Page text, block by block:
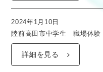
2024年1月10日
陸前高田市中学生 職場体
詳細を見る